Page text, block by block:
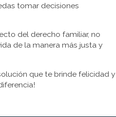
tomar decisiones
del derecho familiar, no
de la manera más justa y
que te brinde felicidad y